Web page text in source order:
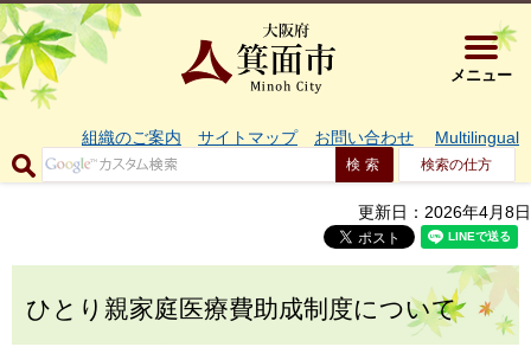
大阪府箕
メニュー
組織のご案内 サイトマップ お問い合わせ Multilingual
検索の仕方
更新日：2026年4月8日
ひとり親家庭医療費助成制度について